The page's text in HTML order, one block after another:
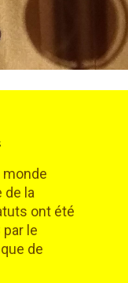
monde
de la
ont été
le
de